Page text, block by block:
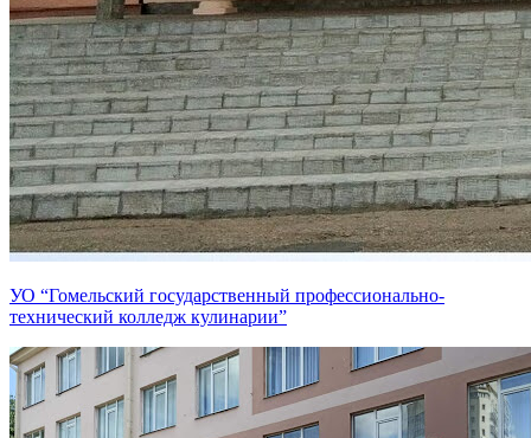
УО “Гомельский государственный профессионально-
технический колледж кулинарии”